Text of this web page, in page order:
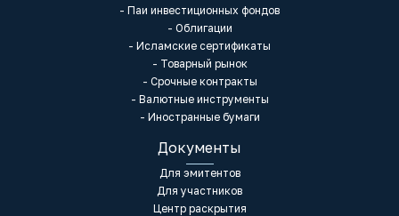
- Паи инвестиционных фондов
- Облигации
- Исламские сертификаты
- Товарный рынок
- Срочные контракты
- Валютные инструменты
- Иностранные бумаги
Документы
Для эмитентов
Для участников
Центр раскрытия